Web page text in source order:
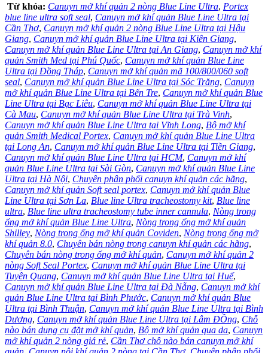
Từ khóa: Canuyn mở khí quản 2 nòng Blue Line Ultra, Portex
blue line ultra soft seal, Canuyn mở khí quản Blue Line Ultra tại
Cần Thơ, Canuyn mở khí quản 2 nòng Blue Line Ultra tại Hậu
Giang, Canuyn mở khí quản Blue Line Ultra tại Kiên Giang,
Canuyn mở khí quản Blue Line Ultra tại An Giang, Canuyn mở khí
quản Smith Med tại Phú Quốc, Canuyn mở khí quản Blue Line
Ultra tại Đồng Tháp, Canuyn mở khí quản mã 100/800/060 soft
seal, Canuyn mở khí quản Blue Line Ultra tại Sóc Trăng, Canuyn
mở khí quản Blue Line Ultra tại Bến Tre, Canuyn mở khí quản Blue
Line Ultra tại Bạc Liêu, Canuyn mở khí quản Blue Line Ultra tại
Cà Mau, Canuyn mở khí quản Blue Line Ultra tại Trà Vinh,
Canuyn mở khí quản Blue Line Ultra tại Vĩnh Long, Bộ mở khí
quản Smith Medical Portex, Canuyn mở khí quản Blue Line Ultra
tại Long An, Canuyn mở khí quản Blue Line Ultra tại Tiền Giang,
Canuyn mở khí quản Blue Line Ultra tại HCM, Canuyn mở khí
quản Blue Line Ultra tại Sài Gòn, Canuyn mở khí quản Blue Line
Ultra tại Hà Nội, Chuyên phân phối canuyn khí quản các hãng,
Canuyn mở khí quản Soft seal portex, Canuyn mở khí quản Blue
Line Ultra tại Sơn La, Blue line Ultra tracheostomy kit, Blue line
ultra, Blue line ultra tracheostomy tube inner cannula, Nòng trong
ống mở khí quản Blue Line Ultra, Nòng trong ống mở khí quản
Shilley, Nòng trong ống mở khí quản Coviden, Nòng trong ống mở
khí quản 8.0, Chuyên bán nòng trong canuyn khí quản các hãng,
Chuyên bán nòng trong ống mở khí quản, Canuyn mở khí quản 2
nòng Soft Seal Portex, Canuyn mở khí quản Blue Line Ultra tại
Tuyên Quang, Canuyn mở khí quản Blue Line Ultra tại Huế,
Canuyn mở khí quản Blue Line Ultra tại Đà Nẵng, Canuyn mở khí
quản Blue Line Ultra tại Bình Phước, Canuyn mở khí quản Blue
Ultra tại Bình Thuận, Canuyn mở khí quản Blue Line Ultra tại Bình
Dương, Canuyn mở khí quản Blue Line Ultra tại Lâm ĐỒng, Chỗ
nào bán dụng cụ đặt mở khí quản, Bộ mở khí quản qua da, Canuyn
mở khí quản 2 nòng giá rẻ, Cần Thơ chỗ nào bán canuyn mở khí